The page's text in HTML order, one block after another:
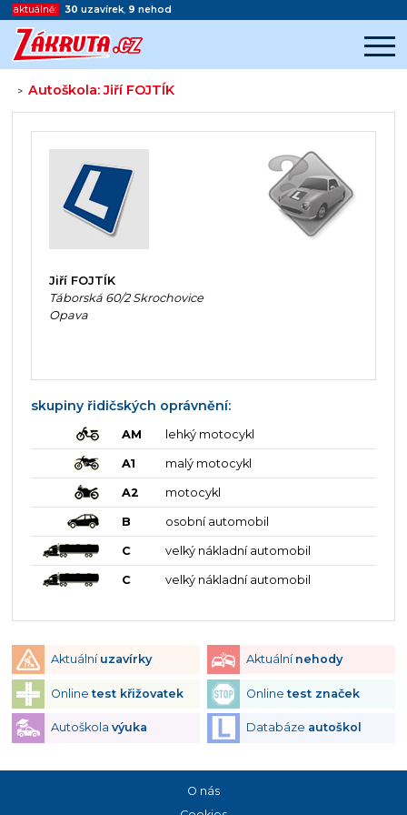
aktuálně: 30 uzavírek, 9 nehod
>Autoškola: Jiří FOJTÍK
Začátek reklamy
Konec reklamy
Jiří FOJTÍK
Táborská 60/2 Skrochovice
Opava
skupiny řidičských oprávnění:
AM lehký motocykl
A1 malý motocykl
A2 motocykl
B osobní automobil
C velký nákladní automobil
C velký nákladní automobil
Aktuální uzavírky Aktuální nehody
Onlinetest křižovatek Onlinetest značek
Autoškola výuka Databáze autoškol
O nás